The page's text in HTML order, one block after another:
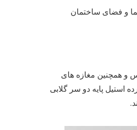
و فضای ساختمان
و همچنین مغازه های
استیل پایه دو سر گلابی